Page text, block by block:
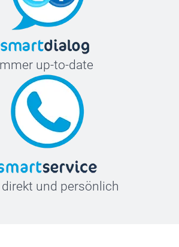
up-to-date
direkt und persönlich